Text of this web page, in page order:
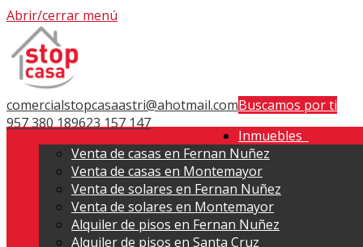
Abrir/cerrar menú
comercialstopcasaastri@ahotmail.com
957 380 189623 157 147
Buscamos por ti
Inmuebles
Venta de casas en Fernan Nuñez
Venta de casas en Montemayor
Venta de solares en Fernan Nuñez
Venta de solares en Montemayor
Alquiler de pisos en Fernan Nuñez
Alquiler de pisos en Santa Cruz